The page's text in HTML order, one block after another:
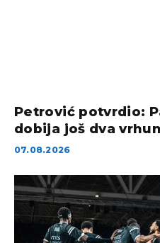
Petrović potvrdio:
dobija još dva
07.08.2026